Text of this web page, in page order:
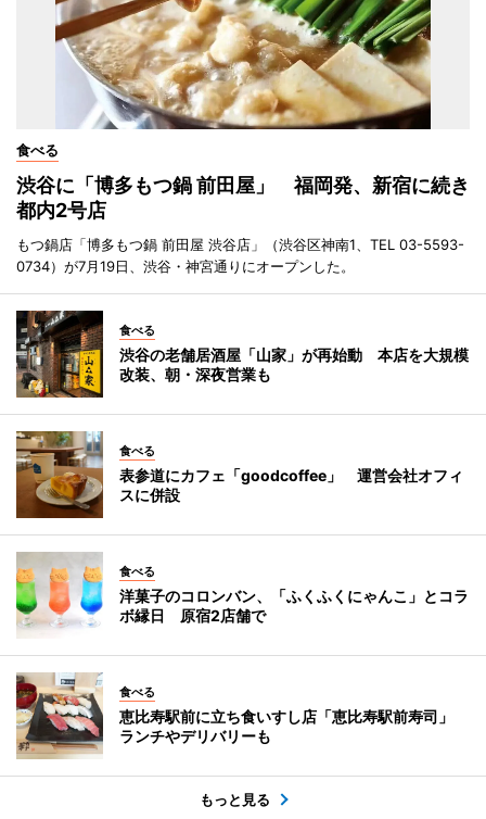
食べる
渋谷に「博多もつ鍋 前田屋」 福岡発、新宿に続き
都内2号店
もつ鍋店「博多もつ鍋 前田屋 渋谷店」（渋谷区神南1、TEL 03-5593-
0734）が7月19日、渋谷・神宮通りにオープンした。
食べる
渋谷の老舗居酒屋「山家」が再始動 本店を大規模
改装、朝・深夜営業も
食べる
表参道にカフェ「goodcoffee」 運営会社オフィ
スに併設
食べる
洋菓子のコロンバン、「ふくふくにゃんこ」とコラ
ボ縁日 原宿2店舗で
食べる
恵比寿駅前に立ち食いすし店「恵比寿駅前寿司」
ランチやデリバリーも
もっと見る